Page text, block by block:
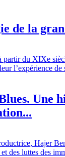
de la
partir du XIXe
l’expérience de
Une
Hajer
des luttes des